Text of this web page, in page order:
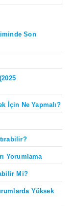
Son
İçin Ne Yapmalı?
Yorumlama
Mi?
Yüksek